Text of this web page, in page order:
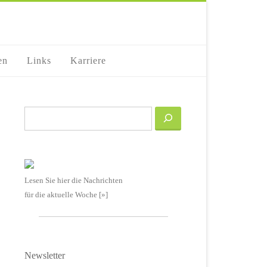
Links Karriere
Lesen Sie hier die Nachrichten
für die aktuelle Woche [»]
Newsletter